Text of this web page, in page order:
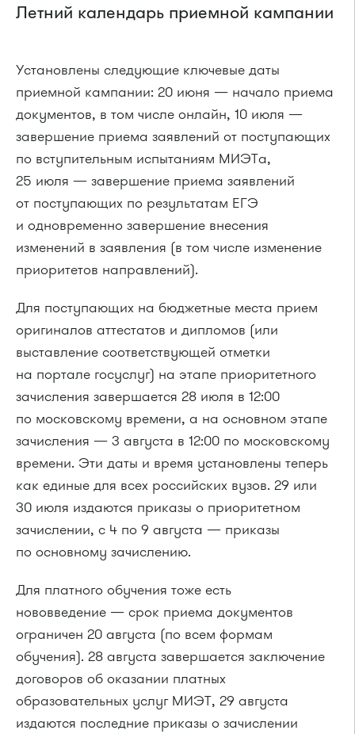
Летний календарь приемной кампании
Установлены следующие ключевые даты
приемной кампании: 20 июня — начало приема
документов, в том числе онлайн, 10 июля —
завершение приема заявлений от поступающих
по вступительным испытаниям МИЭТа,
25 июля — завершение приема заявлений
от поступающих по результатам ЕГЭ
и одновременно завершение внесения
изменений в заявления (в том числе изменение
приоритетов направлений).
Для поступающих на бюджетные места прием
оригиналов аттестатов и дипломов (или
выставление соответствующей отметки
на портале госуслуг) на этапе приоритетного
зачисления завершается 28 июля в 12:00
по московскому времени, а на основном этапе
зачисления — 3 августа в 12:00 по московскому
времени. Эти даты и время установлены теперь
как единые для всех российских вузов. 29 или
30 июля издаются приказы о приоритетном
зачислении, с 4 по 9 августа — приказы
по основному зачислению.
Для платного обучения тоже есть
нововведение — срок приема документов
ограничен 20 августа (по всем формам
обучения). 28 августа завершается заключение
договоров об оказании платных
образовательных услуг МИЭТ, 29 августа
издаются последние приказы о зачислении